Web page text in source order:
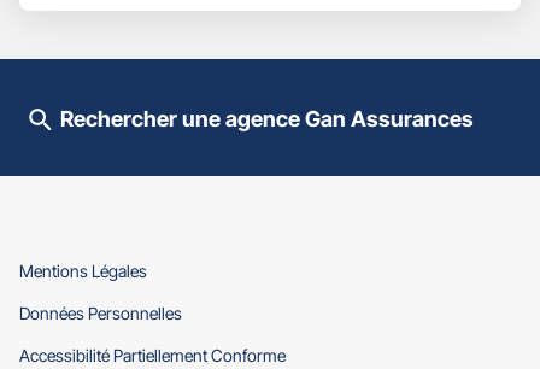
informations
POINT
VENTE
CATHEDRALE
Rechercher une agence Gan Assurances
Mentions Légales(ouvre
une
fenêtre)
Données Personnelles(ouvre
une
Accessibilité Partiellement Conforme(ouvre